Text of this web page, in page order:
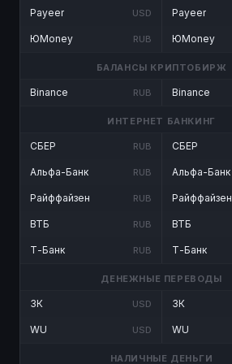
Payeer USD
ЮMoney RUB
Payeer
ЮMoney
БАЛАНСЫ КРИПТОБИРЖ
Binance RUB Binance
ИНТЕРНЕТ БАНКИНГ
СБЕР RUB
Альфа-Банк RUB
Райффайзен RUB
ВТБ RUB
Т-Банк RUB
СБЕР
Альфа-Банк
Райффайзен
ВТБ
Т-Банк
ДЕНЕЖНЫЕ ПЕРЕВОДЫ
ЗК USD
WU USD
ЗК
WU
НАЛИЧНЫЕ ДЕНЬГИ